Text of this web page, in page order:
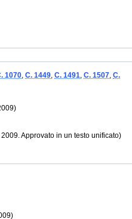
1070, C. 1449, C. 1491, C. 1507, C.
Approvato in un testo unificato)